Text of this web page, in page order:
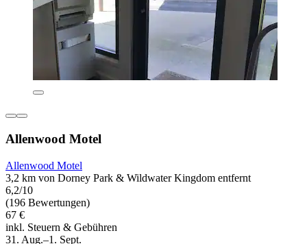
Allenwood Motel
Allenwood Motel
3,2 km von Dorney Park & Wildwater Kingdom entfernt
6,2/10
(196 Bewertungen)
67 €
inkl. Steuern & Gebühren
31. Aug.–1. Sept.